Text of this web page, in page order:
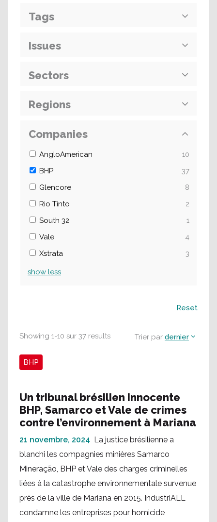
Showing 1-10 sur 37 results Trier par dernier
BHP
Un tribunal brésilien innocente
BHP, Samarco et Vale de crimes
contre l’environnement à Mariana
21 novembre, 2024 La justice brésilienne a
blanchi les compagnies minières Samarco
Mineração, BHP et Vale des charges criminelles
liées à la catastrophe environnementale survenue
près de la ville de Mariana en 2015. IndustriALL
condamne les entreprises pour homicide
Tags
Issues
Sectors
Regions
Companies
AngloAmerican
10
BHP
37
Glencore
8
Rio Tinto
2
South 32
1
Vale
4
Xstrata
3
show less
Reset